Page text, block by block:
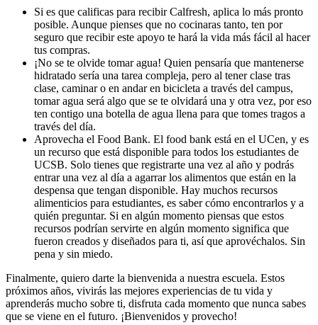
Si es que calificas para recibir Calfresh, aplica lo más pronto
posible. Aunque pienses que no cocinaras tanto, ten por
seguro que recibir este apoyo te hará la vida más fácil al hacer
tus compras.
¡No se te olvide tomar agua! Quien pensaría que mantenerse
hidratado sería una tarea compleja, pero al tener clase tras
clase, caminar o en andar en bicicleta a través del campus,
tomar agua será algo que se te olvidará una y otra vez, por eso
ten contigo una botella de agua llena para que tomes tragos a
través del día.
Aprovecha el Food Bank. El food bank está en el UCen, y es
un recurso que está disponible para todos los estudiantes de
UCSB. Solo tienes que registrarte una vez al año y podrás
entrar una vez al día a agarrar los alimentos que están en la
despensa que tengan disponible. Hay muchos recursos
alimenticios para estudiantes, es saber cómo encontrarlos y a
quién preguntar. Si en algún momento piensas que estos
recursos podrían servirte en algún momento significa que
fueron creados y diseñados para ti, así que aprovéchalos. Sin
pena y sin miedo.
Finalmente, quiero darte la bienvenida a nuestra escuela. Estos
próximos años, vivirás las mejores experiencias de tu vida y
aprenderás mucho sobre ti, disfruta cada momento que nunca sabes
que se viene en el futuro. ¡Bienvenidos y provecho!